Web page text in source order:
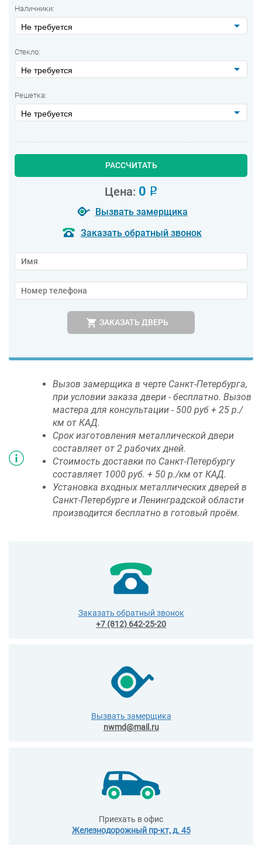
Наличники:
Не требуется
Стекло:
Не требуется
Решетка:
Не требуется
РАССЧИТАТЬ
Цена: 0 o
Вызвать замерщика
Заказать обратный звонок
ЗАКАЗАТЬ ДВЕРЬ
Вызов замерщика в черте Санкт-Петербурга,
при условии заказа двери - бесплатно. Вызов
мастера для консультации - 500 руб + 25 р./
км от КАД.
Срок изготовления металлической двери
составляет от 2 рабочих дней.
Стоимость доставки по Санкт-Петербургу
составляет 1000 руб. + 50 р./км от КАД.
Установка входных металлических дверей в
Санкт-Петербурге и Ленинградской области
производится бесплатно в готовый проём.
Заказать обратный звонок
+7 (812) 642-25-20
Вызвать замерщика
nwmd@mail.ru
Приехать в офис
Железнодорожный пр-кт, д. 45